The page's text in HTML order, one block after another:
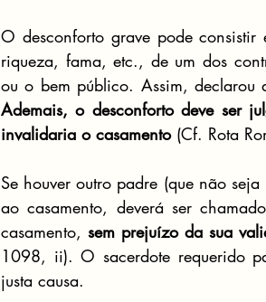
O desconforto grave pode
riqueza, fama, etc., de um dos
Ademais, o desconforto deve ser
invalidaria o casamento (Cf. Rota
Se houver outro padre (que não
ao casamento, deverá ser
casamento, sem prejuízo da sua
1098, ii). O sacerdote requerido
justa causa.